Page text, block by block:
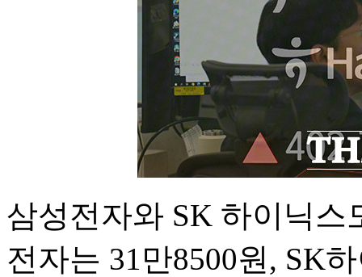
삼성전자와 SK 하이닉스
전자는 31만8500원, SK